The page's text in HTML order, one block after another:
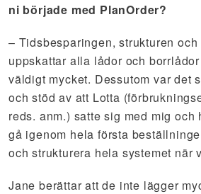
ni började med PlanOrder?
– Tidsbesparingen, strukturen
uppskattar alla lådor och
väldigt mycket. Dessutom var det
och stöd av att Lotta
reds. anm.) satte sig med mig
gå igenom hela första
och strukturera hela systemet när
Jane berättar att de inte lägger